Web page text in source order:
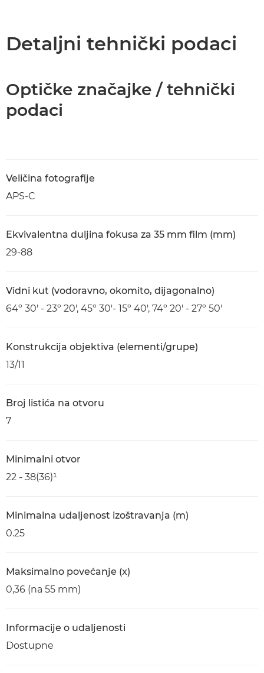
Detaljni tehnički podaci
Optičke značajke / tehnički
podaci
Veličina fotografije
APS-C
Ekvivalentna duljina fokusa za 35 mm film (mm)
29-88
Vidni kut (vodoravno, okomito, dijagonalno)
64º 30' - 23º 20', 45º 30'- 15º 40', 74º 20' - 27º 50'
Konstrukcija objektiva (elementi/grupe)
13/11
Broj listića na otvoru
7
Minimalni otvor
22 - 38(36)¹
Minimalna udaljenost izoštravanja (m)
0.25
Maksimalno povećanje (x)
0,36 (na 55 mm)
Informacije o udaljenosti
Dostupne